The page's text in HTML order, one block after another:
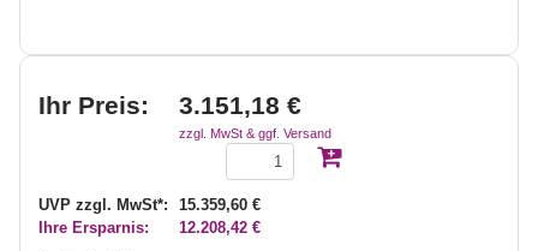
Ihr Preis: 3.151,18 €
zzgl. MwSt & ggf. Versand
UVP zzgl. MwSt*:
15.359,60 €
Ihre Ersparnis:
12.208,42 €